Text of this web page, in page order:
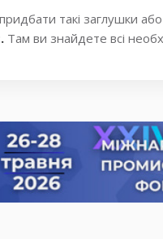
такі заглушки
Там ви знайдете всі